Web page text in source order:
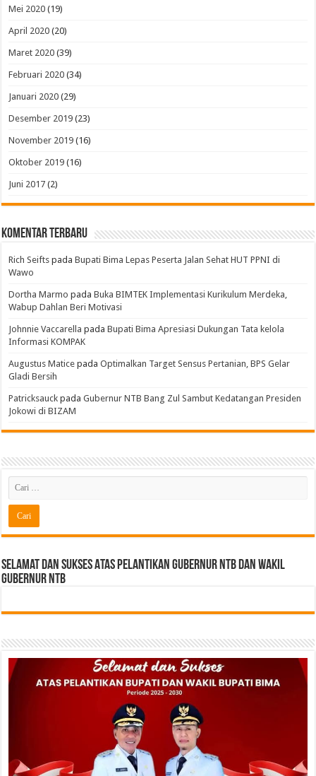
Mei 2020 (19)
April 2020 (20)
Maret 2020 (39)
Februari 2020 (34)
Januari 2020 (29)
Desember 2019 (23)
November 2019 (16)
Oktober 2019 (16)
Juni 2017 (2)
Komentar Terbaru
Rich Seifts padaBupati Bima Lepas Peserta Jalan Sehat HUT PPNI di
Wawo
Dortha Marmo padaBuka BIMTEK Implementasi Kurikulum Merdeka,
Wabup Dahlan Beri Motivasi
Johnnie Vaccarella padaBupati Bima Apresiasi Dukungan Tata kelola
Informasi KOMPAK
Augustus Matice padaOptimalkan Target Sensus Pertanian, BPS Gelar
Gladi Bersih
Patricksauck padaGubernur NTB Bang Zul Sambut Kedatangan Presiden
Jokowi di BIZAM
Selamat dan sukses Atas pelantikan Gubernur NTB Dan Wakil
gubernur NTB